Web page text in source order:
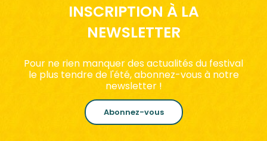
INSCRIPTION À LA
NEWSLETTER
Pour ne rien manquer des actualités du festival
le plus tendre de l'été, abonnez-vous à notre
newsletter !
Abonnez-vous